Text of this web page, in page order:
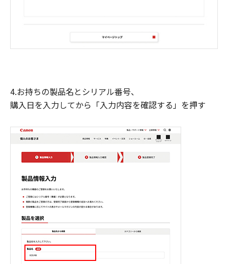
4.お持ちの製品名とシリアル番号、
購入日を入力してから「入力内容を確認する」を押す